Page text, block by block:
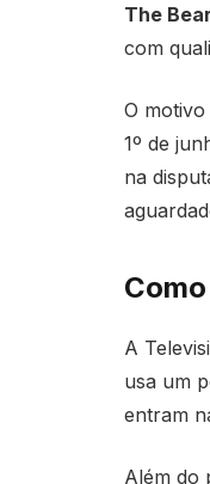
The Bear
com
O
1º de
na
A
usa um
entram
Além do